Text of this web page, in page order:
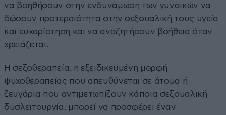
να βοηθήσουν στην ενδυνάμωση των γυναικών να
δώσουν προτεραιότητα στην σεξουαλική τους υγεία
και ευχαρίστηση και να αναζητήσουν βοήθεια όταν
χρειάζεται.
Η σεξοθεραπεία, η εξειδικευμένη μορφή
ψυχοθεραπείας που απευθύνεται σε άτομα ή
ζευγάρια που αντιμετωπίζουν κάποια σεξουαλική
δυσλειτουργία, μπορεί να προσφέρει έναν